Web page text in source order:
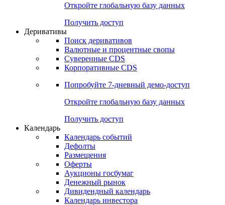
Откройте глобальную базу данных
Получить доступ
Деривативы
Поиск деривативов
Валютные и процентные свопы
Суверенные CDS
Корпоративные CDS
Попробуйте 7-дневный демо-доступ
Откройте глобальную базу данных
Получить доступ
Календарь
Календарь событий
Дефолты
Размещения
Оферты
Аукционы госбумаг
Денежный рынок
Дивидендный календарь
Календарь инвестора